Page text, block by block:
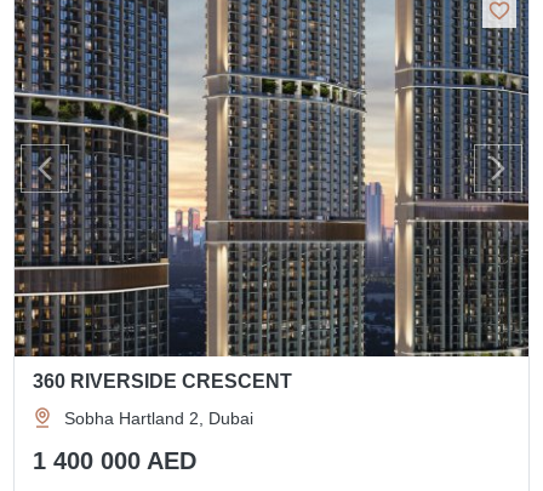
360 RIVERSIDE CRESCENT
Sobha Hartland 2, Dubai
1 400 000 AED